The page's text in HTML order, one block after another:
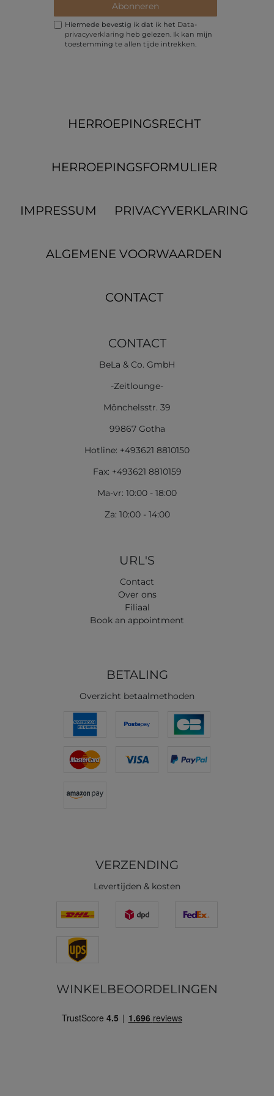
Abonneren
Hiermede bevestig ik dat ik het Data­
privacy­verklaring heb gelezen. Ik kan mijn
toestemming te allen tijde intrekken.
HERROEPINGS­RECHT
HERROEPINGS­FORMULIER
IMPRESSUM PRIVACYVERKLARING
ALGEMENE VOORWAARDEN
CONTACT
CONTACT
BeLa & Co. GmbH
-Zeitlounge-
Mönchelsstr. 39
99867 Gotha
Hotline: +493621 8810150
Fax: +493621 8810159
Ma-vr: 10:00 - 18:00
Za: 10:00 - 14:00
URL'S
Contact
Over ons
Filiaal
Book an appointment
BETALING
Overzicht betaalmethoden
VERZENDING
Levertijden & kosten
WINKELBEOORDELINGEN